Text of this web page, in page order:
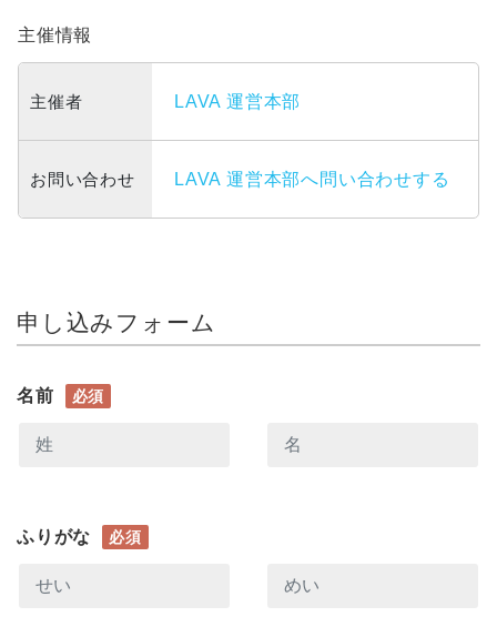
主催情報
主催者 LAVA 運営本部
お問い合わせ LAVA 運営本部へ問い合わせする
申し込みフォーム
名前 必須
ふりがな 必須